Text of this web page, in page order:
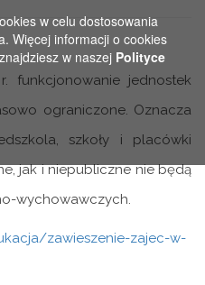
funkcjonowanie jednostek
ograniczone. Oznacza
szkoły i placówki
jak i niepubliczne nie będą
wychowawczych.
zawieszenie-zajec-w-
w celu dostosowania
Więcej informacji o cookies
w naszej Polityce